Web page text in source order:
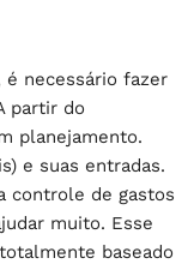
é necessário fazer
partir do
planejamento.
e suas entradas.
controle de gastos
muito. Esse
baseado